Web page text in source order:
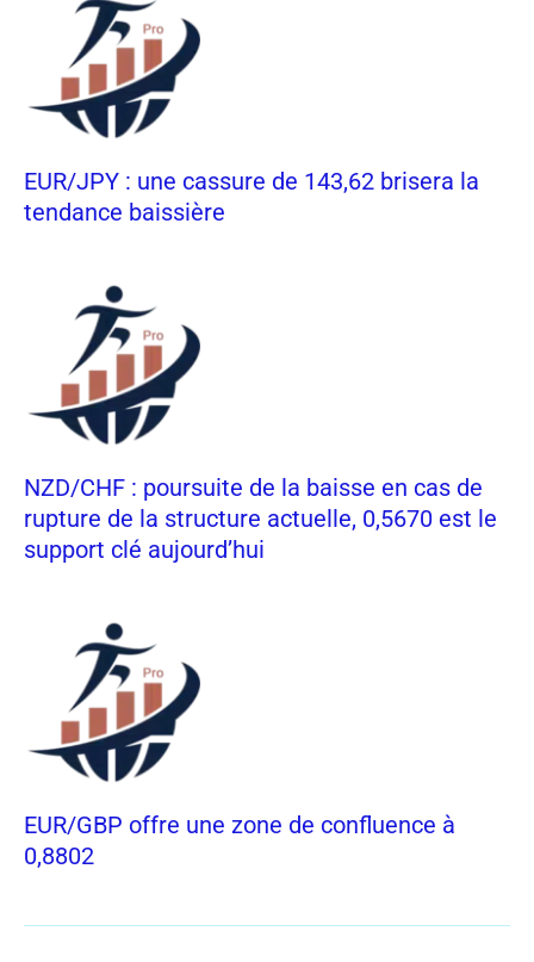
EUR/JPY : une cassure de 143,62 brisera la
tendance baissière
NZD/CHF : poursuite de la baisse en cas de
rupture de la structure actuelle, 0,5670 est le
support clé aujourd’hui
EUR/GBP offre une zone de confluence à
0,8802